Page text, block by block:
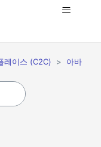
레이스 (C2C)
아바